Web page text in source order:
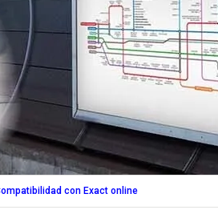
con Exact online